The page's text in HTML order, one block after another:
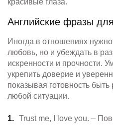
Английские фразы
Иногда в отношениях
любовь, но и убеждать в
искренности и прочности.
укрепить доверие и
показывая готовность
любой ситуации.
Trust me, I love you. –